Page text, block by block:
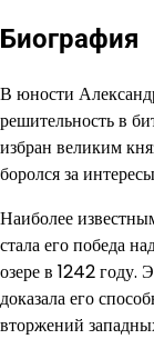
Биография
В юности
решительность в
избран великим
боролся за
Наиболее
стала его победа
озере в 1242 году.
доказала его
вторжений